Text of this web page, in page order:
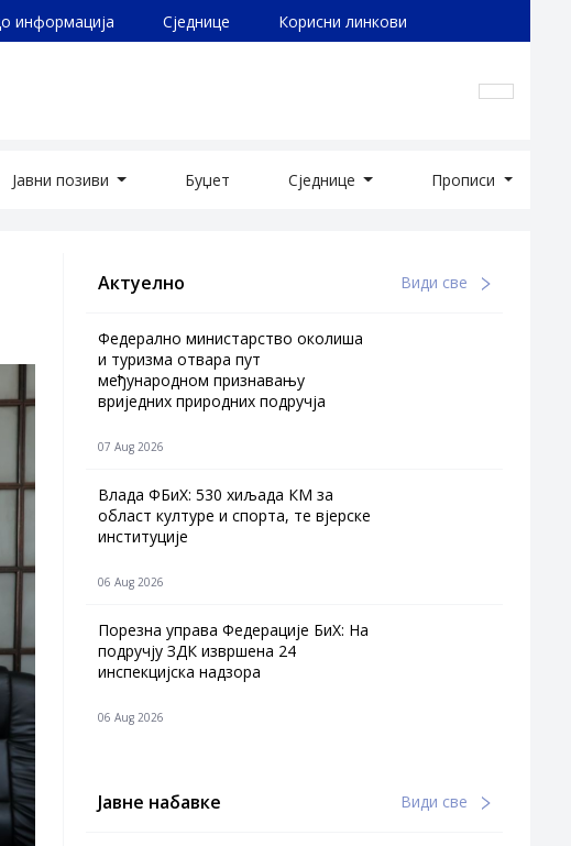
информација Сједнице Корисни линкови
Јавни позиви Буџет Сједнице Прописи
Актуелно Види све
Федерално министарство околиша
и туризма отвара пут
међународном признавању
вриједних природних подручја
07 Aug 2026
Влада ФБиХ: 530 хиљада КМ за
област културе и спорта, те вјерске
институције
06 Aug 2026
Порезна управа Федерације БиХ: На
подручју ЗДК извршена 24
инспекцијска надзора
06 Aug 2026
Јавне набавке Види све